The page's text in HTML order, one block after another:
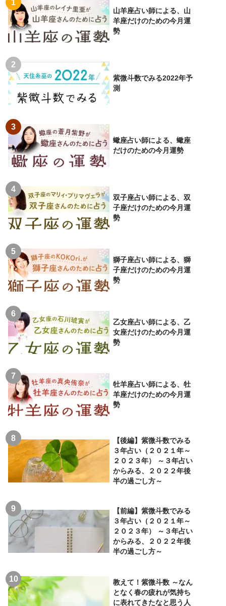
山羊座占い師による、山
羊座だけのための今月運
勢
紫微斗数でみる2022年予
測
蠍座占い師による、蠍座
だけのための今月運勢
双子座占い師による、双
子座だけのための今月運
勢
獅子座占い師による、獅
子座だけのための今月運
勢
乙女座占い師による、乙
女座だけのための今月運
勢
牡羊座占い師による、牡
羊座だけのための今月運
勢
【後編】紫微斗数でみる
３年占い（２０２１年～
２０２３年） ～３年占い
からみる、２０２２年後
半の過ごし方～
【前編】紫微斗数でみる
３年占い（２０２１年～
２０２３年） ～３年占い
からみる、２０２２年後
半の過ごし方～
教えて！紫微斗数 ～なん
となく春の疲れが気持ち
に表れてきたなと思う人